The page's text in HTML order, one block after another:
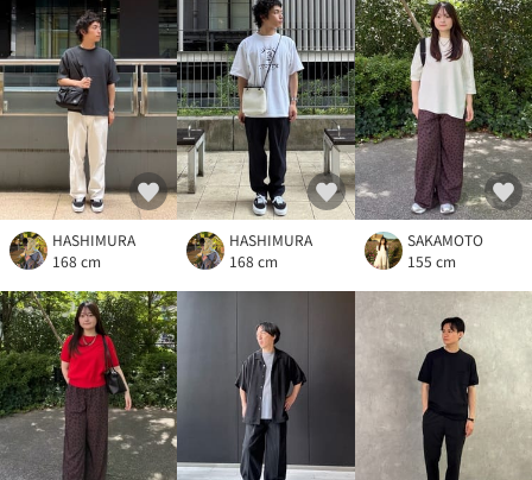
HASHIMURA
168 cm
HASHIMURA
168 cm
SAKAMOTO
155 cm